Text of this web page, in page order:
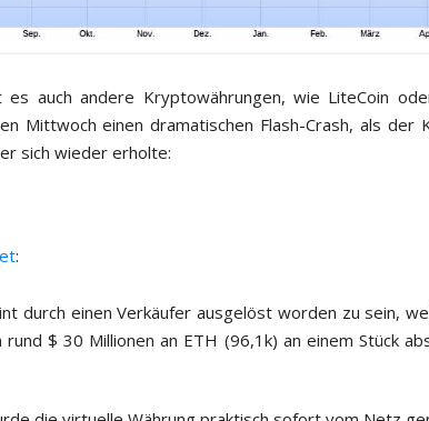
es auch andere Kryptowährungen, wie LiteCoin
Mittwoch einen dramatischen Flash-Crash, als der
sich wieder erholte:
:
durch einen Verkäufer ausgelöst worden zu sein,
$ 30 Millionen an ETH (96,1k) an einem Stück